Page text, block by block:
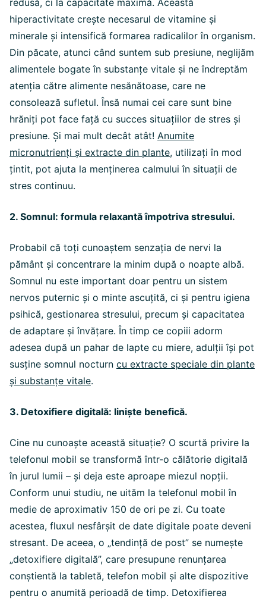
redusă, ci la capacitate maximă. Această
hiperactivitate crește necesarul de vitamine și
minerale și intensifică formarea radicalilor în organism.
Din păcate, atunci când suntem sub presiune, neglijăm
alimentele bogate în substanțe vitale și ne îndreptăm
atenția către alimente nesănătoase, care ne
consolează sufletul. Însă numai cei care sunt bine
hrăniți pot face față cu succes situațiilor de stres și
presiune. Și mai mult decât atât! Anumite
micronutrienți și extracte din plante, utilizați în mod
țintit, pot ajuta la menținerea calmului în situații de
stres continuu.
2. Somnul: formula relaxantă împotriva stresului.
Probabil că toți cunoaștem senzația de nervi la
pământ și concentrare la minim după o noapte albă.
Somnul nu este important doar pentru un sistem
nervos puternic și o minte ascuțită, ci și pentru igiena
psihică, gestionarea stresului, precum și capacitatea
de adaptare și învățare. În timp ce copiii adorm
adesea după un pahar de lapte cu miere, adulții își pot
susține somnul nocturn cu extracte speciale din plante
și substanțe vitale.
3. Detoxifiere digitală: liniște benefică.
Cine nu cunoaște această situație? O scurtă privire la
telefonul mobil se transformă într-o călătorie digitală
în jurul lumii – și deja este aproape miezul nopții.
Conform unui studiu, ne uităm la telefonul mobil în
medie de aproximativ 150 de ori pe zi. Cu toate
acestea, fluxul nesfârșit de date digitale poate deveni
stresant. De aceea, o „tendință de post” se numește
„detoxifiere digitală”, care presupune renunțarea
conștientă la tabletă, telefon mobil și alte dispozitive
pentru o anumită perioadă de timp. Detoxifierea